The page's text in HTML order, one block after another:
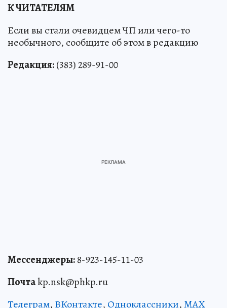
К ЧИТАТЕЛЯМ
Если вы стали очевидцем ЧП или чего-то
необычного, сообщите об этом в редакцию
Редакция:(383) 289-91-00
Мессенджеры:8-923-145-11-03
Почтаkp.nsk@phkp.ru
Телеграм, ВКонтакте, Одноклассники,MAX